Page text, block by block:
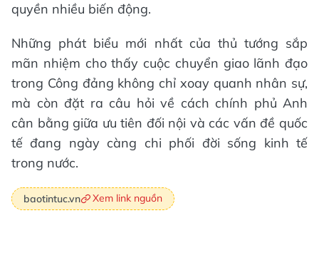
quyền nhiều biến động.
Những phát biểu mới nhất của thủ tướng sắp
mãn nhiệm cho thấy cuộc chuyển giao lãnh đạo
trong Công đảng không chỉ xoay quanh nhân sự,
mà còn đặt ra câu hỏi về cách chính phủ Anh
cân bằng giữa ưu tiên đối nội và các vấn đề quốc
tế đang ngày càng chi phối đời sống kinh tế
trong nước.
baotintuc.vn Xem link nguồn